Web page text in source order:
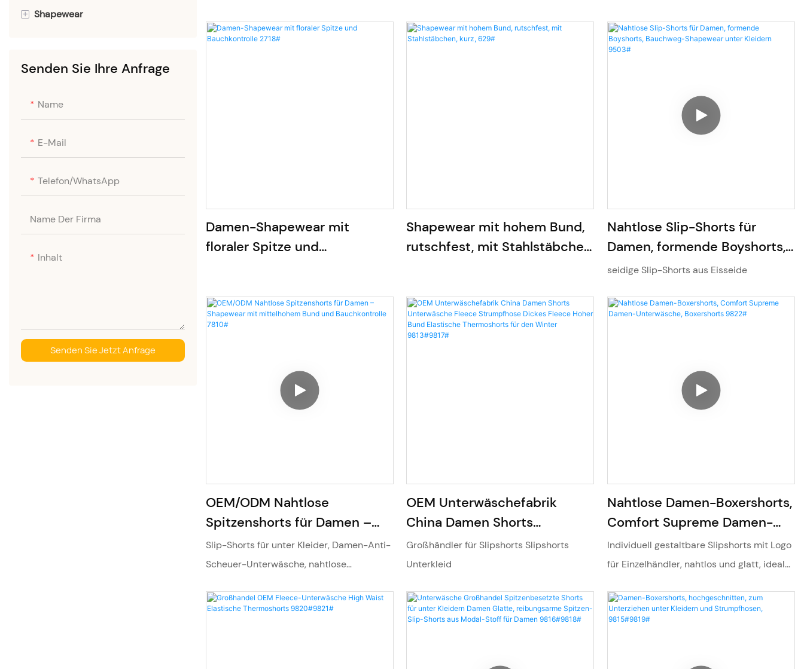
Nahtloser BH
BH mit Volumenaufbau
+ Shapewear
Shapewear-Body | Faja
Taillenformer
Senden Sie Ihre Anfrage
Name
E-Mail
Telefon/WhatsApp
Name Der Firma
Inhalt
Senden Sie Jetzt Anfrage
(Großhandel)
MT230473#
Damen-Shapewear mit
floraler Spitze und
Shapewear mit hohem Bund,
rutschfest, mit Stahlstäbchen,
Nahtlose Slip-Shorts für
Damen, formende Boyshorts,
Bauchweg-Shapewear unter
seidige Slip-Shorts aus Eisseide
OEM/ODM Nahtlose
Spitzenshorts für Damen –
Shapewear mit mittelhohem
Bund und Bauchkontrolle
Slip-Shorts für unter Kleider, Damen-Anti-
Scheuer-Unterwäsche, nahtlose
OEM Unterwäschefabrik
China Damen Shorts
Unterwäsche Fleece
Strumpfhose Dickes Fleece
Thermoshorts für den Winter
9813#9817#
Großhändler für Slipshorts Slipshorts
Unterkleid
Nahtlose Damen-Boxershorts,
Comfort Supreme Damen-
Unterwäsche, Boxershorts
9822#
Individuell gestaltbare Slipshorts mit Logo
für Einzelhändler, nahtlos und glatt, ideal